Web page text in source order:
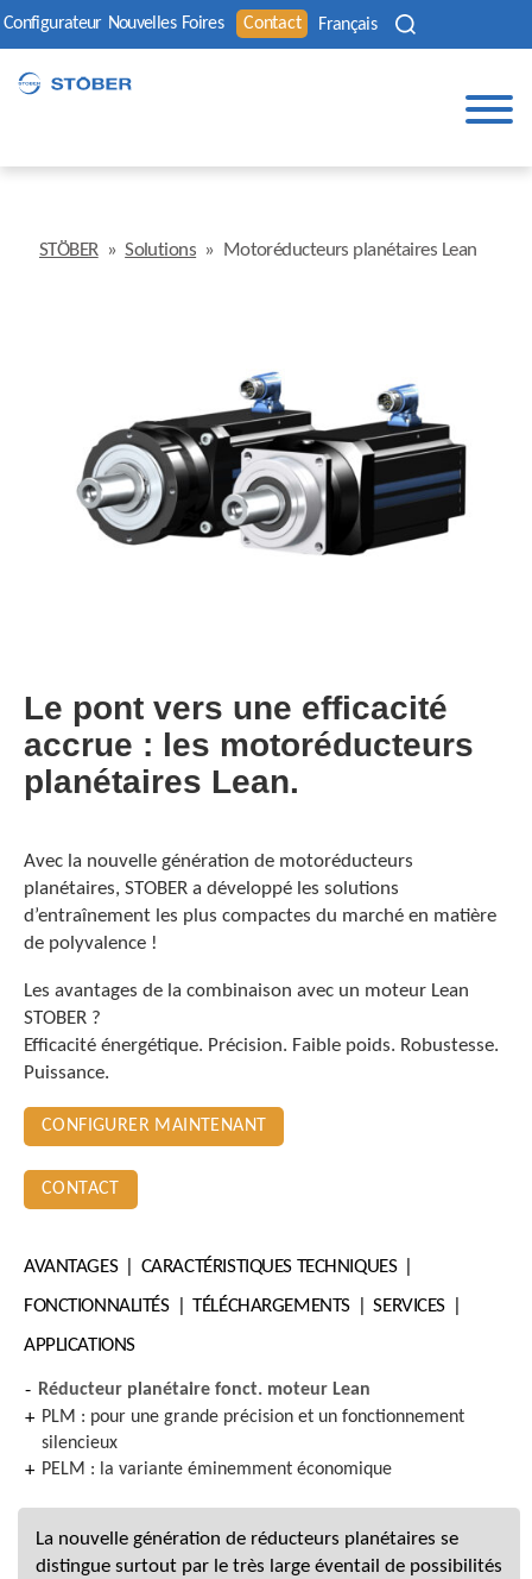
Configurateur Nouvelles Foires Contact Français
STÖBER » Solutions » Motoréducteurs planétaires Lean
Le pont vers une efficacité
accrue : les motoréducteurs
planétaires Lean.
Avec la nouvelle génération de motoréducteurs
planétaires, STOBER a développé les solutions
d’entraînement les plus compactes du marché en matière
de polyvalence !
Les avantages de la combinaison avec un moteur Lean
STOBER ?
Efficacité énergétique. Précision. Faible poids. Robustesse.
Puissance.
CONFIGURER MAINTENANT
CONTACT
AVANTAGES
CARACTÉRISTIQUES TECHNIQUES
FONCTIONNALITÉS
TÉLÉCHARGEMENTS
SERVICES
APPLICATIONS
Réducteur planétaire fonct. moteur Lean
PLM : pour une grande précision et un fonctionnement
silencieux
PELM : la variante éminemment économique
La nouvelle génération de réducteurs planétaires se
distingue surtout par le très large éventail de possibilités